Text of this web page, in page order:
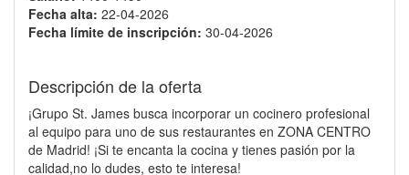
Fecha alta: 22-04-2026
Fecha límite de inscripción: 30-04-2026
Descripción de la oferta
¡Grupo St. James busca incorporar un cocinero profesional
al equipo para uno de sus restaurantes en ZONA CENTRO
de Madrid! ¡Si te encanta la cocina y tienes pasión por la
calidad,no lo dudes, esto te interesa!